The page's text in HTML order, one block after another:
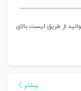
از طریق لیست بالای
بیشتر